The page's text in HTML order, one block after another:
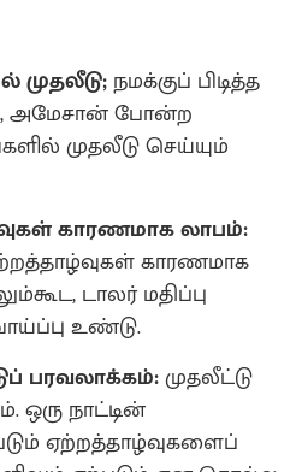
முதலீடு;நமக்குப் பிடித்த
அமேசான் போன்ற
முதலீடு செய்யும்
காரணமாக லாபம்:
காரணமாக
டாலர் மதிப்பு
உண்டு.
பரவலாக்கம்:முதலீட்டு
ஒரு நாட்டின்
ஏற்றத்தாழ்வுகளைப்